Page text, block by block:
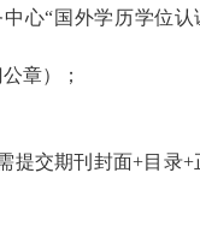
心“国外学历学位认
章）；
提交期刊封面+目录+